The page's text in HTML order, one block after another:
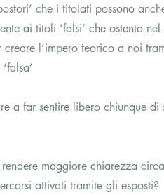
che i titolati possono
ai titoli ‘falsi’ che ostenta
creare l’impero teorico a noi
a far sentire libero chiunque
maggiore chiarezza
attivati tramite gli esposti?